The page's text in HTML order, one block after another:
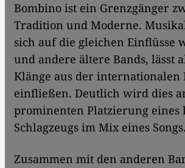
Bombino ist ein Grenzgänger
Tradition und Moderne.
sich auf die gleichen Einflüsse
und andere ältere Bands, lässt
Klänge aus der internationalen
einfließen. Deutlich wird dies
prominenten Platzierung eines
Schlagzeugs im Mix eines Songs.
Zusammen mit den anderen